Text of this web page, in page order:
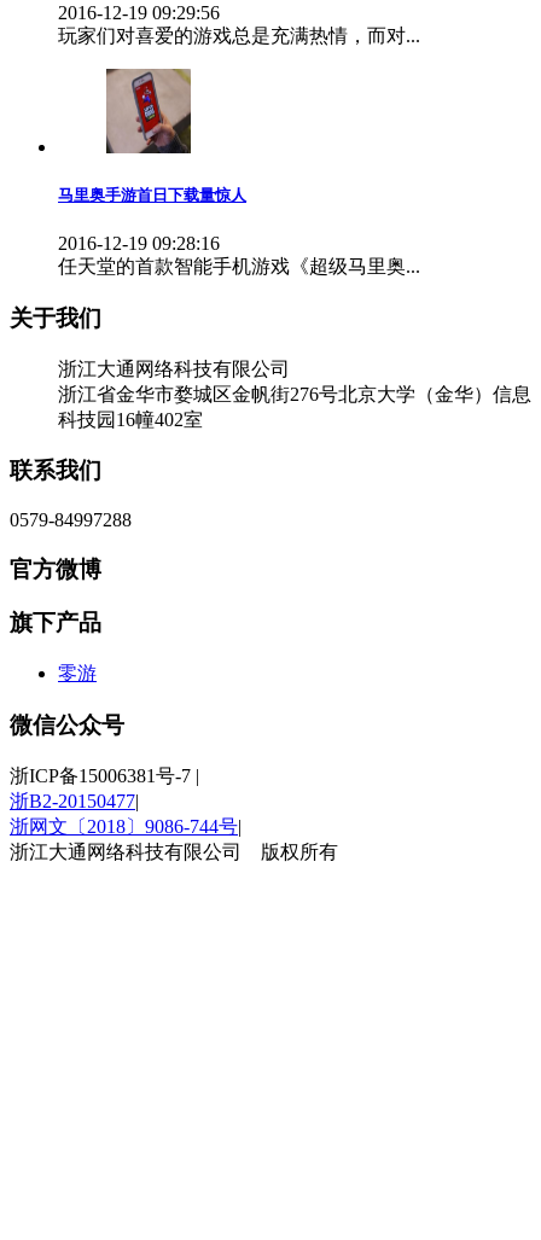
2016-12-19 09:29:56
玩家们对喜爱的游戏总是充满热情，而对...
马里奥手游首日下载量惊人
2016-12-19 09:28:16
任天堂的首款智能手机游戏《超级马里奥...
关于我们
浙江大通网络科技有限公司
浙江省金华市婺城区金帆街276号北京大学（金华）信息
科技园16幢402室
联系我们
0579-84997288
官方微博
旗下产品
零游
微信公众号
浙ICP备15006381号-7 |
浙B2-20150477|
浙网文〔2018〕9086-744号|
浙江大通网络科技有限公司 版权所有